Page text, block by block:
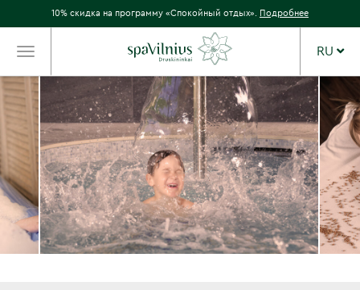
10% скидка на программу «Спокойный отдых». Подробнее
TOGGLE
NAVIGATION
RU